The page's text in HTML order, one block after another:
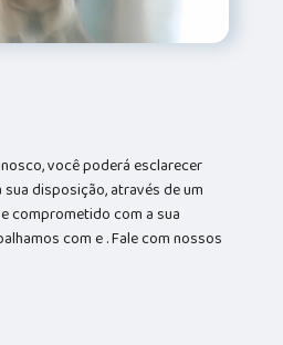
você poderá esclarecer
disposição, através de um
comprometido com a sua
com e . Fale com nossos